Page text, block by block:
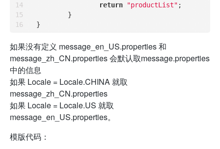
return
"productList" ;
如果没有定义 message_en_US.properties 和
message_zh_CN.properties 会默认取message.properties
中的信息
如果 Locale = Locale.CHINA 就取
message_zh_CN.properties
如果 Locale = Locale.US 就取
message_en_US.properties。
模版代码：